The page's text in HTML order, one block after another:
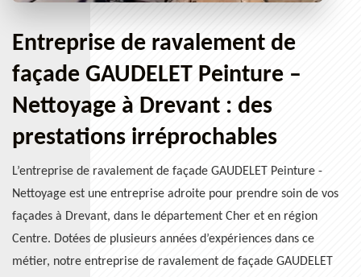
Entreprise de ravalement de
façade GAUDELET Peinture –
Nettoyage à Drevant : des
prestations irréprochables
L’entreprise de ravalement de façade GAUDELET Peinture -
Nettoyage est une entreprise adroite pour prendre soin de vos
façades à Drevant, dans le département Cher et en région
Centre. Dotées de plusieurs années d’expériences dans ce
métier, notre entreprise de ravalement de façade GAUDELET